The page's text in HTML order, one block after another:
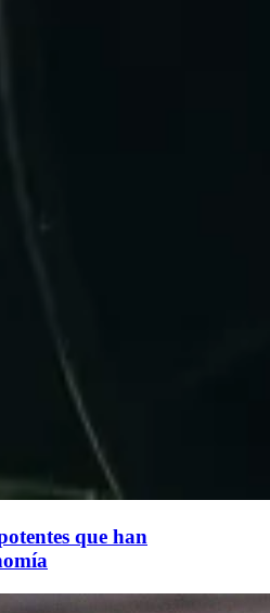
que han